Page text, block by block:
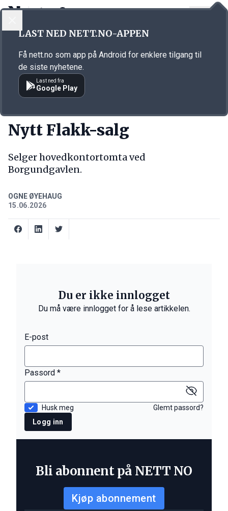
Annonsørinnhold
Nytt Flakk-salg
Selger hovedkontortomta ved
Borgundgavlen.
OGNE ØYEHAUG
15.06.2026
Du er ikke innlogget
Du må være innlogget for å lese artikkelen.
E-post
Passord *
Husk meg
Glemt passord?
Logg inn
Bli abonnent på NETT NO
Kjøp abonnement
LAST NED NETT.NO-APPEN
Få nett.no som app på Android for enklere tilgang til
de siste nyhetene.
Last ned fra
Google Play